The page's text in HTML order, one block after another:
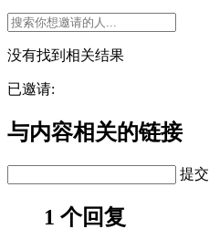
没有找到相关结果
已邀请:
与内容相关的链接
提交
1 个回复